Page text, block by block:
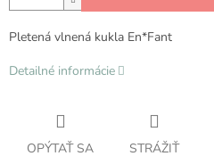
Pletená vlnená kukla En*Fant
Detailné informácie
OPÝTAŤ SA STRÁŽIŤ